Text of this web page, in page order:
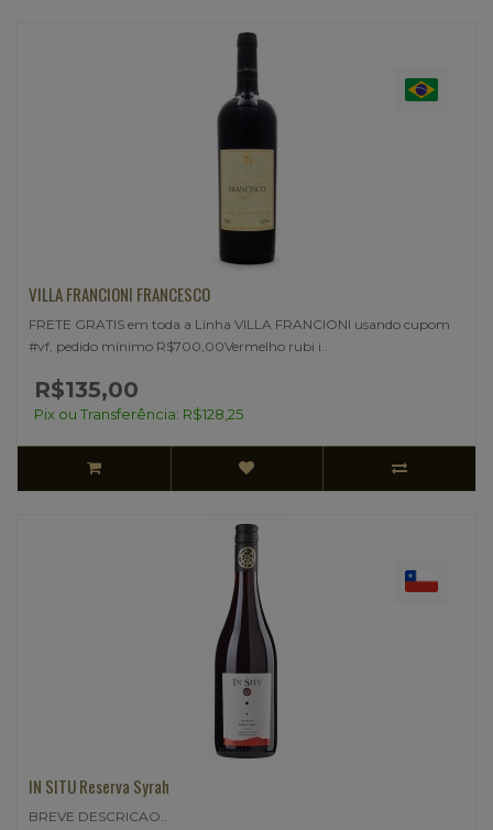
VILLA FRANCIONI FRANCESCO
FRETE GRATIS em toda a Linha VILLA FRANCIONI usando cupom
#vf, pedido mínimo R$700,00Vermelho rubi i..
R$135,00
Pix ou Transferência: R$128,25
IN SITU Reserva Syrah
BREVE DESCRICAO..